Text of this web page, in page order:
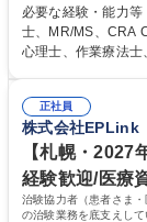
から専門性が身につく社会
ま・医療従事者）
ング・服薬状況の
フレックスタイム制
率は90%以上/育児補助支援金等も有 募
ター(CRC)未経験
必要な経験・能力
士、MR/MS、CRA
心理士、作業療法
足説明ができる点、
は、約2週間のe-
トに合格後、OJT
に合わせてサポートし
学歴：大学院 大学
師 薬剤師
正社員
株式会社EPLink
【札幌・2027
経験歓迎/医療
治験協力者（患者さま
の治験業務を底支えし